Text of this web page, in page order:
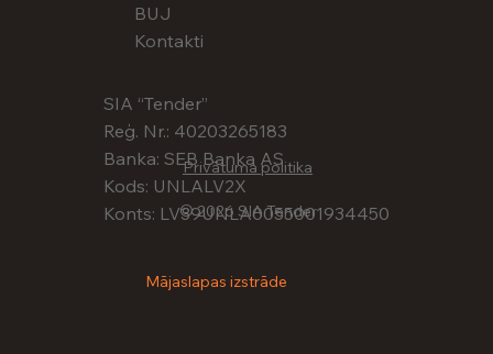
SIA “Tender”
Reģ. Nr.: 40203265183
Banka: SEB Banka AS
Kods: UNLALV2X
Konts: LV39UNLA0055001934450
BUJ
Kontakti
Mājaslapas izstrāde
© 2026 SIA Tender
Privātuma politika